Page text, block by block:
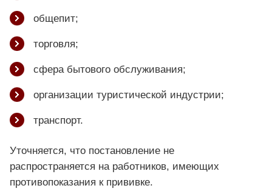
общепит;
торговля;
сфера бытового обслуживания;
организации туристической индустрии;
транспорт.
Уточняется, что постановление не
распространяется на работников, имеющих
противопоказания к прививке.